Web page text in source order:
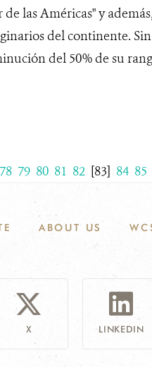
las Américas" y
del continente.
del 50% de su
78 79 80 81 82 [83] 84 85
ABOUT US
X LINKEDIN